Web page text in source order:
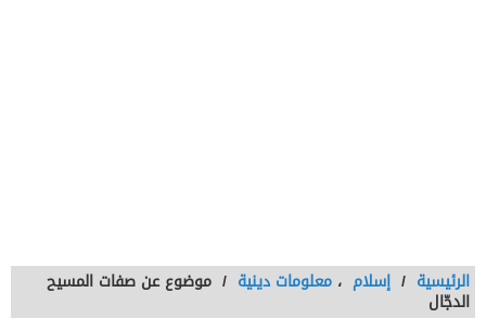
الرئيسية / إسلام ، معلومات دينية / موضوع عن صفات المسيح
الدجّال